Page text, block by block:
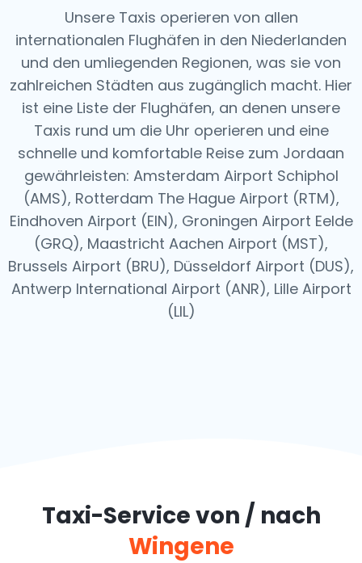
Unsere Taxis operieren von allen
internationalen Flughäfen in den Niederlanden
und den umliegenden Regionen, was sie von
zahlreichen Städten aus zugänglich macht. Hier
ist eine Liste der Flughäfen, an denen unsere
Taxis rund um die Uhr operieren und eine
schnelle und komfortable Reise zum Jordaan
gewährleisten: Amsterdam Airport Schiphol
(AMS), Rotterdam The Hague Airport (RTM),
Eindhoven Airport (EIN), Groningen Airport Eelde
(GRQ), Maastricht Aachen Airport (MST),
Brussels Airport (BRU), Düsseldorf Airport (DUS),
Antwerp International Airport (ANR), Lille Airport
(LIL)
Taxi-Service von / nach
Wingene